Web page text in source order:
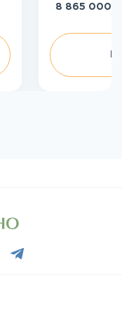
8 865 000